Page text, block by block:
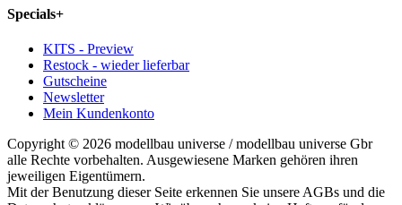
Specials+
KITS - Preview
Restock - wieder lieferbar
Gutscheine
Newsletter
Mein Kundenkonto
Copyright © 2026 modellbau universe / modellbau universe Gbr
alle Rechte vorbehalten. Ausgewiesene Marken gehören ihren
jeweiligen Eigentümern.
Mit der Benutzung dieser Seite erkennen Sie unsere AGBs und die